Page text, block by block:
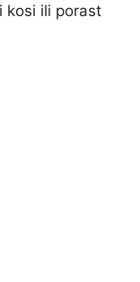
kosi ili porast